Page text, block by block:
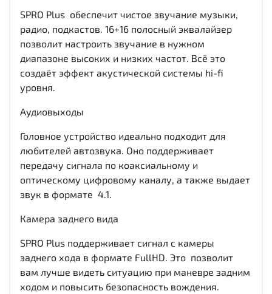
SPRO Plus обеспечит чистое звучание музыки,
радио, подкастов. 16+16 полосный эквалайзер
позволит настроить звучание в нужном
диапазоне высоких и низких частот. Всё это
создаёт эффект акустической системы hi-fi
уровня.
Аудиовыходы
Головное устройство идеально подходит для
любителей автозвука. Оно поддерживает
передачу сигнала по коаксиальному и
оптическому цифровому каналу, а также выдает
звук в формате 4.1.
Камера заднего вида
SPRO Plus поддерживает сигнал с камеры
заднего хода в формате FullHD. Это позволит
вам лучше видеть ситуацию при маневре задним
ходом и повысить безопасность вождения.